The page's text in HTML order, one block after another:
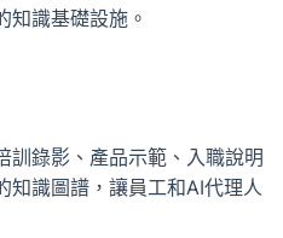
知識基礎設施。
訓錄影、產品示範、入職說明
知識圖譜，讓員工和AI代理人